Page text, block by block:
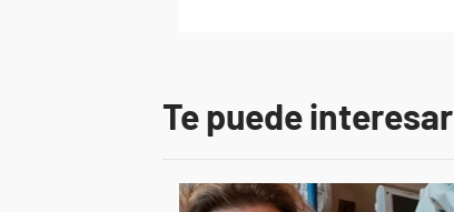
Te puede interesar